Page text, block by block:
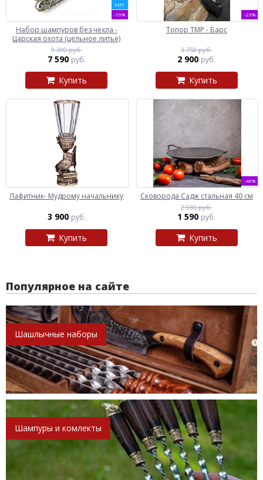
ХИТ
-19%
Набор шампуров без чехла -
Царская охота (цельное литье)
9 390 руб.
7 590 руб.
Купить
-23%
Топор ТМР - Барс
3 750 руб.
2 900 руб.
Купить
Лафитник- Мудрому начальнику
3 900 руб.
Купить
-46%
Сковорода Садж стальная 40 см
2 930 руб.
1 590 руб.
Купить
Популярное на сайте
Шашлычные наборы
Шампуры и комлекты